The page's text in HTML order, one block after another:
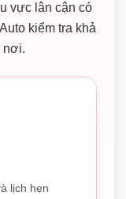
vực lân cận có
kiểm tra khả
nơi.
lịch hẹn